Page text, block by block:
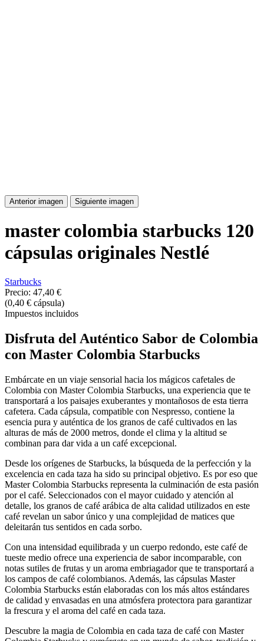
Anterior imagen Siguiente imagen
master colombia starbucks 120
cápsulas originales Nestlé
Starbucks
Precio: 47,40 €
(0,40 € cápsula)
Impuestos incluidos
Disfruta del Auténtico Sabor de Colombia
con Master Colombia Starbucks
Embárcate en un viaje sensorial hacia los mágicos cafetales de
Colombia con Master Colombia Starbucks, una experiencia que te
transportará a los paisajes exuberantes y montañosos de esta tierra
cafetera. Cada cápsula, compatible con Nespresso, contiene la
esencia pura y auténtica de los granos de café cultivados en las
alturas de más de 2000 metros, donde el clima y la altitud se
combinan para dar vida a un café excepcional.
Desde los orígenes de Starbucks, la búsqueda de la perfección y la
excelencia en cada taza ha sido su principal objetivo. Es por eso que
Master Colombia Starbucks representa la culminación de esta pasión
por el café. Seleccionados con el mayor cuidado y atención al
detalle, los granos de café arábica de alta calidad utilizados en este
café revelan un sabor único y una complejidad de matices que
deleitarán tus sentidos en cada sorbo.
Con una intensidad equilibrada y un cuerpo redondo, este café de
tueste medio ofrece una experiencia de sabor incomparable, con
notas sutiles de frutas y un aroma embriagador que te transportará a
los campos de café colombianos. Además, las cápsulas Master
Colombia Starbucks están elaboradas con los más altos estándares
de calidad y envasadas en una atmósfera protectora para garantizar
la frescura y el aroma del café en cada taza.
Descubre la magia de Colombia en cada taza de café con Master